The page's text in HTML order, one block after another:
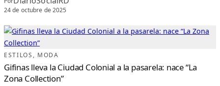
24 de octubre de 2025
ESTILOS , MODA
Gifinas lleva la Ciudad Colonial a la pasarela: nace “La
Zona Collection”